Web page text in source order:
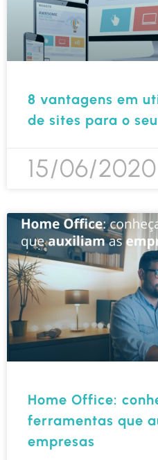
8 vantagens em
de sites para o
15/06/2020
Home Office:
ferramentas que
empresas